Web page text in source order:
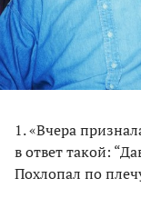
1. «Вчера
в ответ такой:
Похлопал по